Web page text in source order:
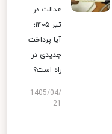
عدالت در
تیر ۱۴۰۵؛
آیا پرداخت
جدیدی در
راه است؟
1405/04/